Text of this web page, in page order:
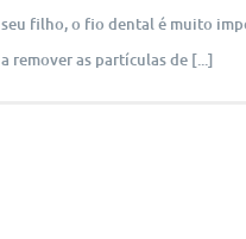
seu filho, o fio dental é muito
a remover as partículas de [...]